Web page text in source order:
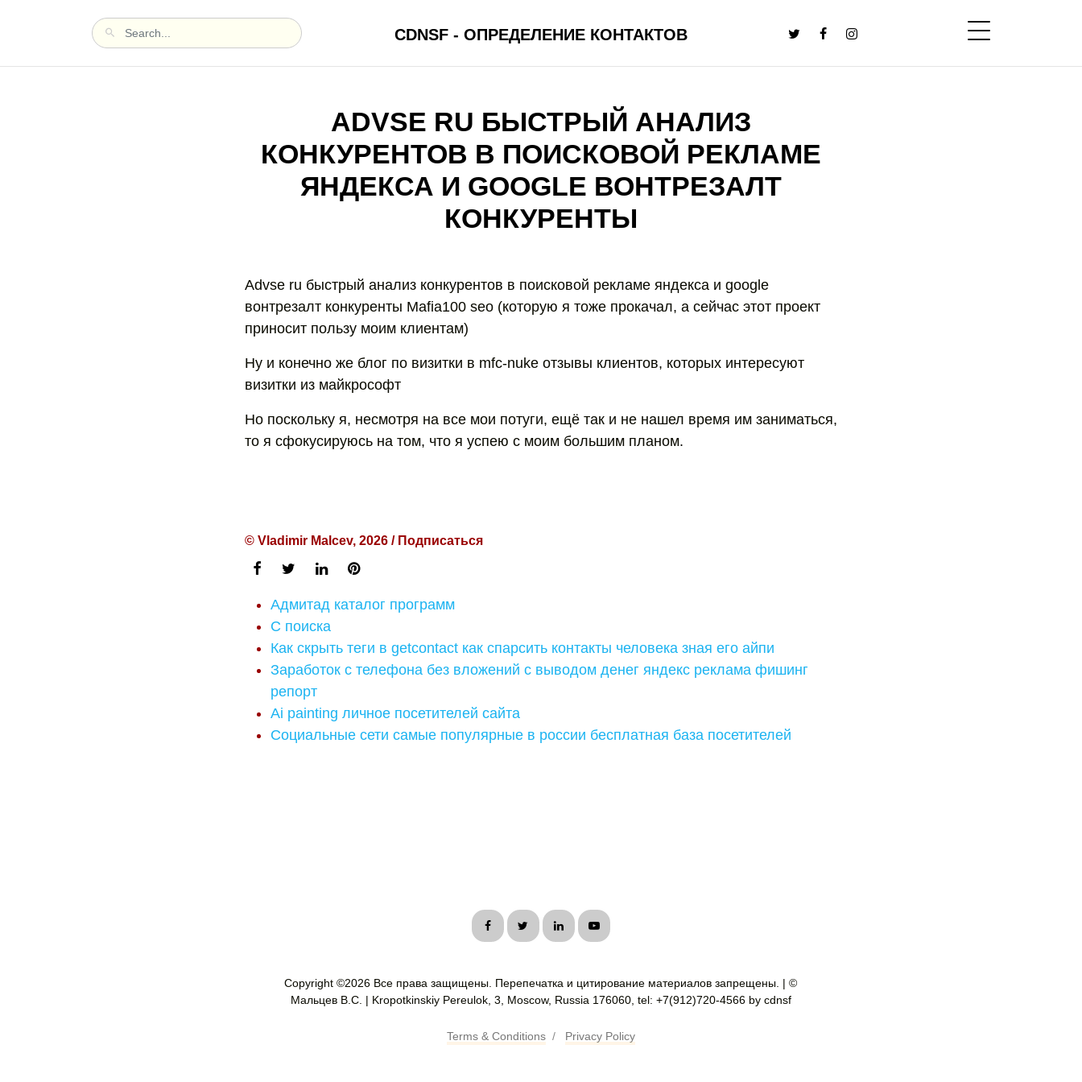
CDNSF - ОПРЕДЕЛЕНИЕ КОНТАКТОВ
ADVSE RU БЫСТРЫЙ АНАЛИЗ
КОНКУРЕНТОВ В ПОИСКОВОЙ РЕКЛАМЕ
ЯНДЕКСА И GOOGLE ВОНТРЕЗАЛТ
КОНКУРЕНТЫ
Advse ru быстрый анализ конкурентов в поисковой рекламе яндекса и google
вонтрезалт конкуренты Mafia100 seo (которую я тоже прокачал, а сейчас этот проект
приносит пользу моим клиентам)
Ну и конечно же блог по визитки в mfc-nuke отзывы клиентов, которых интересуют
визитки из майкрософт
Но поскольку я, несмотря на все мои потуги, ещё так и не нашел время им заниматься,
то я сфокусируюсь на том, что я успею с моим большим планом.
© Vladimir Malcev, 2026 / Подписаться
Адмитад каталог программ
С поиска
Как скрыть теги в getcontact как спарсить контакты человека зная его айпи
Заработок с телефона без вложений с выводом денег яндекс реклама фишинг
репорт
Ai painting личное посетителей сайта
Социальные сети самые популярные в россии бесплатная база посетителей
Copyright ©2026 Все права защищены. Перепечатка и цитирование материалов запрещены. | ©
Мальцев В.С. | Kropotkinskiy Pereulok, 3, Moscow, Russia 176060, tel: +7(912)720-4566 by cdnsf
Terms & Conditions / Privacy Policy